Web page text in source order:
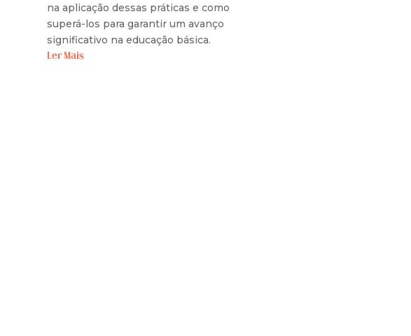
na aplicação dessas práticas e como
superá-los para garantir um avanço
significativo na educação básica.
Ler Mais